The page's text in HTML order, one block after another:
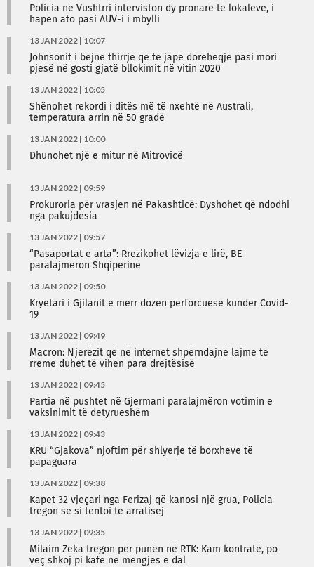
Policia në Vushtrri interviston dy pronarë të lokaleve, i
hapën ato pasi AUV-i i mbylli
13 JAN 2022 | 10:07
Johnsonit i bëjnë thirrje që të japë dorëheqje pasi mori
pjesë në gosti gjatë bllokimit në vitin 2020
13 JAN 2022 | 10:05
Shënohet rekordi i ditës më të nxehtë në Australi,
temperatura arrin në 50 gradë
13 JAN 2022 | 10:00
Dhunohet një e mitur në Mitrovicë
13 JAN 2022 | 09:59
Prokuroria për vrasjen në Pakashticë: Dyshohet që ndodhi
nga pakujdesia
13 JAN 2022 | 09:57
“Pasaportat e arta”: Rrezikohet lëvizja e lirë, BE
paralajmëron Shqipërinë
13 JAN 2022 | 09:50
Kryetari i Gjilanit e merr dozën përforcuese kundër Covid-
19
13 JAN 2022 | 09:49
Macron: Njerëzit që në internet shpërndajnë lajme të
rreme duhet të vihen para drejtësisë
13 JAN 2022 | 09:45
Partia në pushtet në Gjermani paralajmëron votimin e
vaksinimit të detyrueshëm
13 JAN 2022 | 09:43
KRU “Gjakova” njoftim për shlyerje të borxheve të
papaguara
13 JAN 2022 | 09:38
Kapet 32 vjeçari nga Ferizaj që kanosi një grua, Policia
tregon se si tentoi të arratisej
13 JAN 2022 | 09:35
Milaim Zeka tregon për punën në RTK: Kam kontratë, po
veç shkoj pi kafe në mëngjes e dal